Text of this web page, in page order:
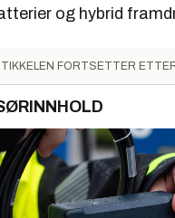
og hybrid
FORTSETTER